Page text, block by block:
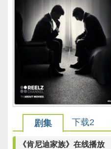
剧集 下载2
《肯尼迪家族》在线播放